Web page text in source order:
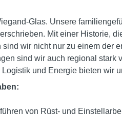
Glas. Unsere
Mit einer Historie,
sind wir nicht nur zu einem der
sind wir auch regional stark
Logistik und Energie bieten wir
von Rüst- und